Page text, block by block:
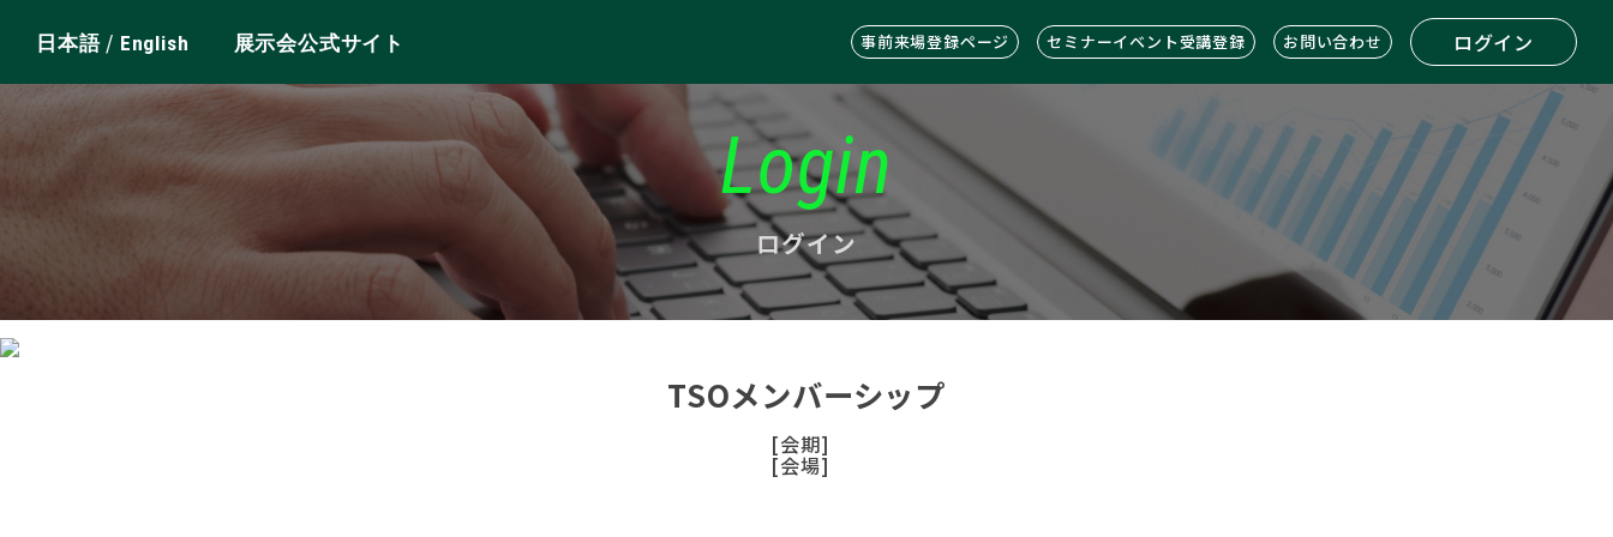
日本語/ English 展示会公式サイト 事前来場登録ページ セミナーイベント受講登録 お問い合わせ ログイン
Login
ログイン
TSOメンバーシップ
[会期]
[会場]